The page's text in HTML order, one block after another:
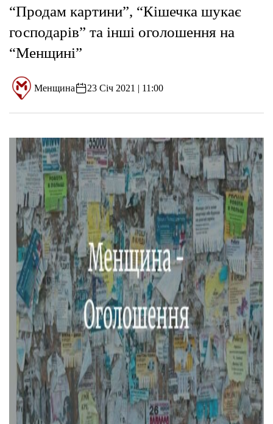
“Продам картини”, “Кішечка шукає
господарів” та інші оголошення на
“Менщині”
Менщина 23 Січ 2021 | 11:00